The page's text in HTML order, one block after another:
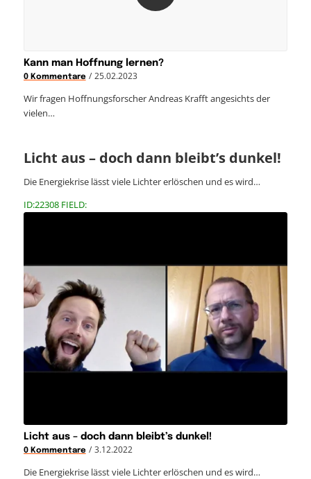
Kann man Hoffnung lernen?
0 Kommentare / 25.02.2023
Wir fragen Hoffnungsforscher Andreas Krafft angesichts der
vielen…
Licht aus – doch dann bleibt’s dunkel!
Die Energiekrise lässt viele Lichter erlöschen und es wird…
ID:22308 FIELD:
Licht aus – doch dann bleibt’s dunkel!
0 Kommentare / 3.12.2022
Die Energiekrise lässt viele Lichter erlöschen und es wird…